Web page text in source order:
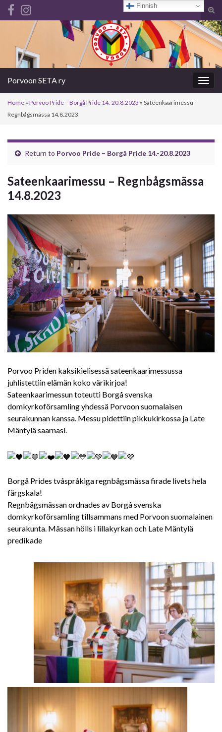
Search for:
Porvoon SETA ry
Home » Porvoo Pride – Borgå Pride 14.-20.8.2023 » Sateenkaarimessu –
Regnbågsmässa 14.8.2023
Return to Porvoo Pride – Borgå Pride 14.-20.8.2023
Sateenkaarimessu – Regnbågsmässa
14.8.2023
Porvoo Priden kaksikielisessä sateenkaarimessussa
juhlistettiin elämän koko värikirjoa!
Sateenkaarimessun toteutti Borgå svenska
domkyrkoförsamling yhdessä Porvoon suomalaisen
seurakunnan kanssa. Messu pidettiin pikkukirkossa ja Late
Mäntylä saarnasi.
Borgå Prides tvåspråkiga regnbågsmässa firade livets hela
färgskala!
Regnbågsmässan ordnades av Borgå svenska
domkyrkoförsamling tillsammans med Porvoon suomalainen
seurakunta. Mässan hölls i lillakyrkan och Late Mäntylä
predikade
Finnish